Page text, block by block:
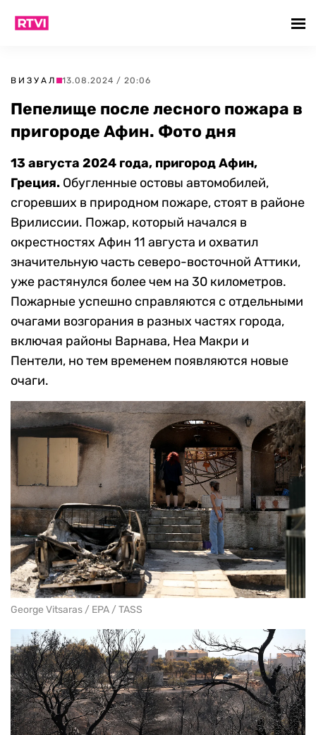
ВИЗУАЛ 13.08.2024 / 20:06
Пепелище после лесного пожара в
пригороде Афин. Фото дня
13 августа 2024 года, пригород Афин,
Греция. Обугленные остовы автомобилей,
сгоревших в природном пожаре, стоят в районе
Врилиссии. Пожар, который начался в
окрестностях Афин 11 августа и охватил
значительную часть северо-восточной Аттики,
уже растянулся более чем на 30 километров.
Пожарные успешно справляются с отдельными
очагами возгорания в разных частях города,
включая районы Варнава, Неа Макри и
Пентели, но тем временем появляются новые
очаги.
George Vitsaras / EPA / TASS